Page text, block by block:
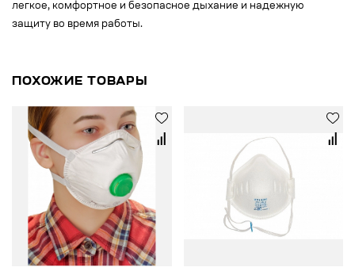
легкое, комфортное и безопасное дыхание и надежную
защиту во время работы.
ПОХОЖИЕ ТОВАРЫ